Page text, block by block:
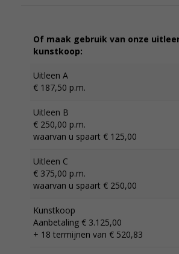
Of maak gebruik van onze
kunstkoop:
Uitleen A
€ 187,50 p.m.
Uitleen B
€ 250,00 p.m.
waarvan u spaart € 125,00
Uitleen C
€ 375,00 p.m.
waarvan u spaart € 250,00
Kunstkoop
Aanbetaling € 3.125,00
+ 18 termijnen van € 520,83